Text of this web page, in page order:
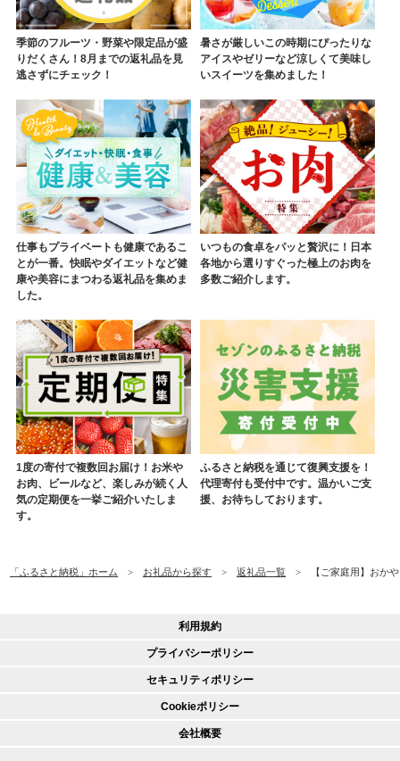
季節のフルーツ・野菜や限定品が盛
りだくさん！8月までの返礼品を見
逃さずにチェック！
暑さが厳しいこの時期にぴったりな
アイスやゼリーなど涼しくて美味し
いスイーツを集めました！
仕事もプライベートも健康であるこ
とが一番。快眠やダイエットなど健
康や美容にまつわる返礼品を集めま
した。
いつもの食卓をパッと贅沢に！日本
各地から選りすぐった極上のお肉を
多数ご紹介します。
1度の寄付で複数回お届け！お米や
お肉、ビールなど、楽しみが続く人
気の定期便を一挙ご紹介いたしま
す。
ふるさと納税を通じて復興支援を！
代理寄付も受付中です。温かいご支
援、お待ちしております。
「ふるさと納税」ホーム お礼品から探す 返礼品一覧 【ご家庭用】おか
利用規約
プライバシーポリシー
セキュリティポリシー
Cookieポリシー
会社概要